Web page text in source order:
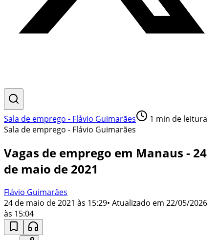
Sala de emprego - Flávio Guimarães 1 min de leitura
Sala de emprego - Flávio Guimarães
Vagas de emprego em Manaus - 24
de maio de 2021
Flávio Guimarães
24 de maio de 2021 às 15:29• Atualizado em 22/05/2026
às 15:04